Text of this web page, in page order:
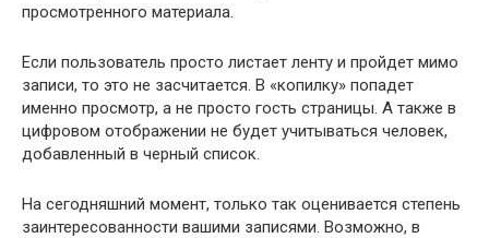
просмотренного материала.
Если пользователь просто листает ленту и пройдет мимо
записи, то это не засчитается. В «копилку» попадет
именно просмотр, а не просто гость страницы. А также в
цифровом отображении не будет учитываться человек,
добавленный в черный список.
На сегодняшний момент, только так оценивается степень
заинтересованности вашими записями. Возможно, в